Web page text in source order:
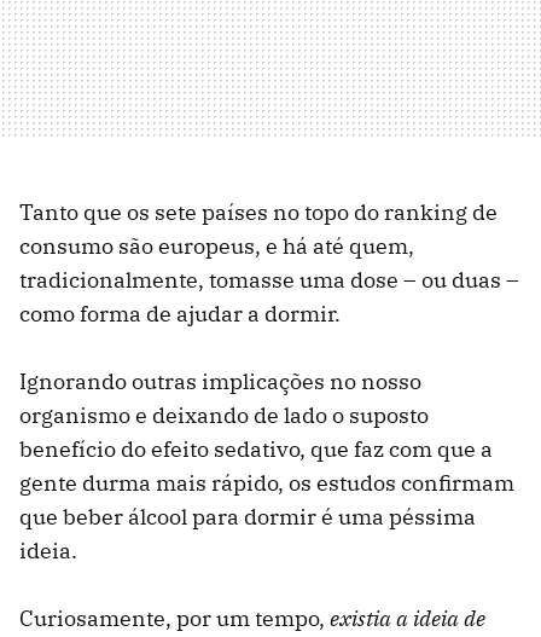
Tanto que os sete países no topo do ranking de
consumo são europeus, e há até quem,
tradicionalmente, tomasse uma dose – ou duas –
como forma de ajudar a dormir.
Ignorando outras implicações no nosso
organismo e deixando de lado o suposto
benefício do efeito sedativo, que faz com que a
gente durma mais rápido, os estudos confirmam
que beber álcool para dormir é uma péssima
ideia.
Curiosamente, por um tempo, existia a ideia de